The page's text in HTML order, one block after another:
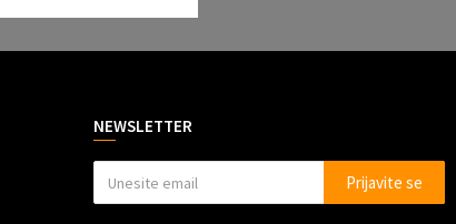
NEWSLETTER
Prijavite se